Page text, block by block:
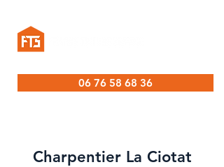
06 76 58 68 36
Charpentier La Ciotat